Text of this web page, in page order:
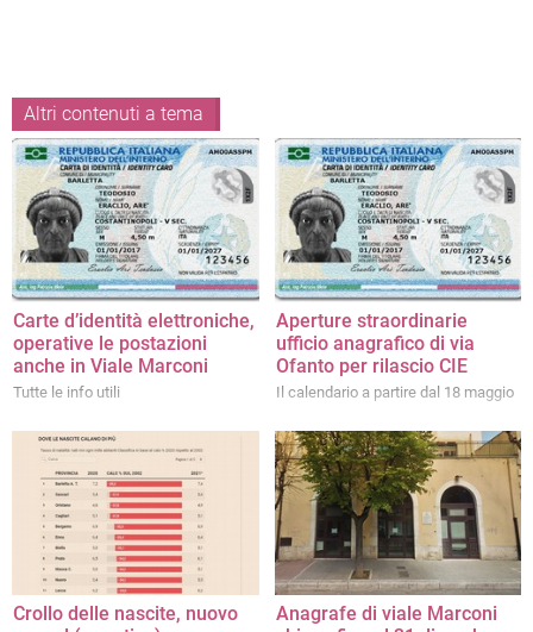
Altri contenuti a tema
Carte d’identità elettroniche,
operative le postazioni
anche in Viale Marconi
Tutte le info utili
Aperture straordinarie
ufficio anagrafico di via
Ofanto per rilascio CIE
Il calendario a partire dal 18 maggio
Crollo delle nascite, nuovo
Anagrafe di viale Marconi